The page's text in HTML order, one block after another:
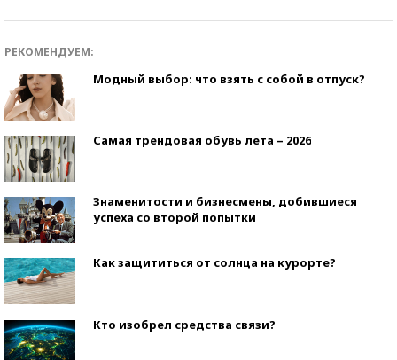
РЕКОМЕНДУЕМ:
Модный выбор: что взять с собой в отпуск?
Самая трендовая обувь лета – 2026
Знаменитости и бизнесмены, добившиеся
успеха со второй попытки
Как защититься от солнца на курорте?
Кто изобрел средства связи?